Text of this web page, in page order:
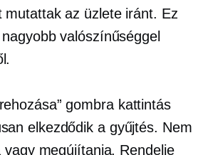
mutattak az üzlete iránt. Ez
valószínűséggel
gombra kattintás
elkezdődik a gyűjtés. Nem
vagy megújítania. Rendelje